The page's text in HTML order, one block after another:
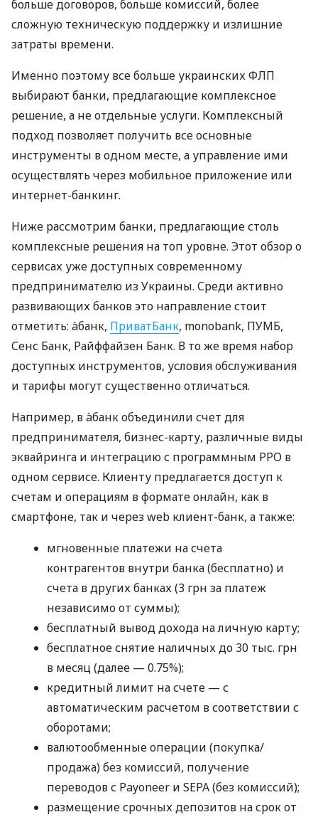
больше договоров, больше комиссий, более
сложную техническую поддержку и излишние
затраты времени.
Именно поэтому все больше украинских ФЛП
выбирают банки, предлагающие комплексное
решение, а не отдельные услуги. Комплексный
подход позволяет получить все основные
инструменты в одном месте, а управление ими
осуществлять через мобильное приложение или
интернет-банкинг.
Ниже рассмотрим банки, предлагающие столь
комплексные решения на топ уровне. Этот обзор о
сервисах уже доступных современному
предпринимателю из Украины. Среди активно
развивающих банков это направление стоит
отметить: àбанк, ПриватБанк, monobank, ПУМБ,
Сенс Банк, Райффайзен Банк. В то же время набор
доступных инструментов, условия обслуживания
и тарифы могут существенно отличаться.
Например, в àбанк объединили счет для
предпринимателя, бизнес-карту, различные виды
эквайринга и интеграцию с программным РРО в
одном сервисе. Клиенту предлагается доступ к
счетам и операциям в формате онлайн, как в
смартфоне, так и через web клиент-банк, а также:
мгновенные платежи на счета
контрагентов внутри банка (бесплатно) и
счета в других банках (3 грн за платеж
независимо от суммы);
бесплатный вывод дохода на личную карту;
бесплатное снятие наличных до 30 тыс. грн
в месяц (далее — 0.75%);
кредитный лимит на счете — с
автоматическим расчетом в соответствии с
оборотами;
валютообменные операции (покупка/
продажа) без комиссий, получение
переводов с Payoneer и SEPA (без комиссий);
размещение срочных депозитов на срок от